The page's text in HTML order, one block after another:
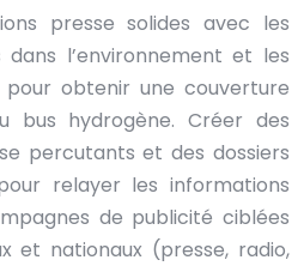
presse solides avec les
dans l’environnement et les
obtenir une couverture
bus hydrogène. Créer des
percutants et des dossiers
relayer les informations
de publicité ciblées
et nationaux (presse, radio,